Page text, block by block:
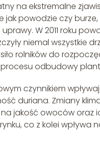
na ekstremalne
jak powodzie czy burze,
W 2011 roku
niemal wszystkie
rolników do
odbudowy
czynnikiem
duriana. Zmiany
jakość owoców oraz
co z kolei wpływa